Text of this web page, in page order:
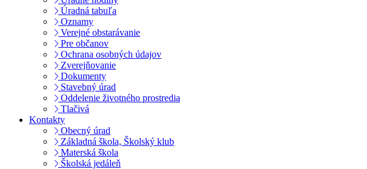
Úradná tabuľa
Oznamy
Verejné obstarávanie
Pre občanov
Ochrana osobných údajov
Zverejňovanie
Dokumenty
Stavebný úrad
Oddelenie životného prostredia
Tlačivá
Kontakty
Obecný úrad
Základná škola, Školský klub
Materská škola
Školská jedáleň